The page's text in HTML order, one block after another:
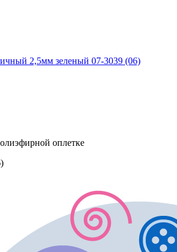
2,5мм зеленый 07-3039 (06)
оплетке